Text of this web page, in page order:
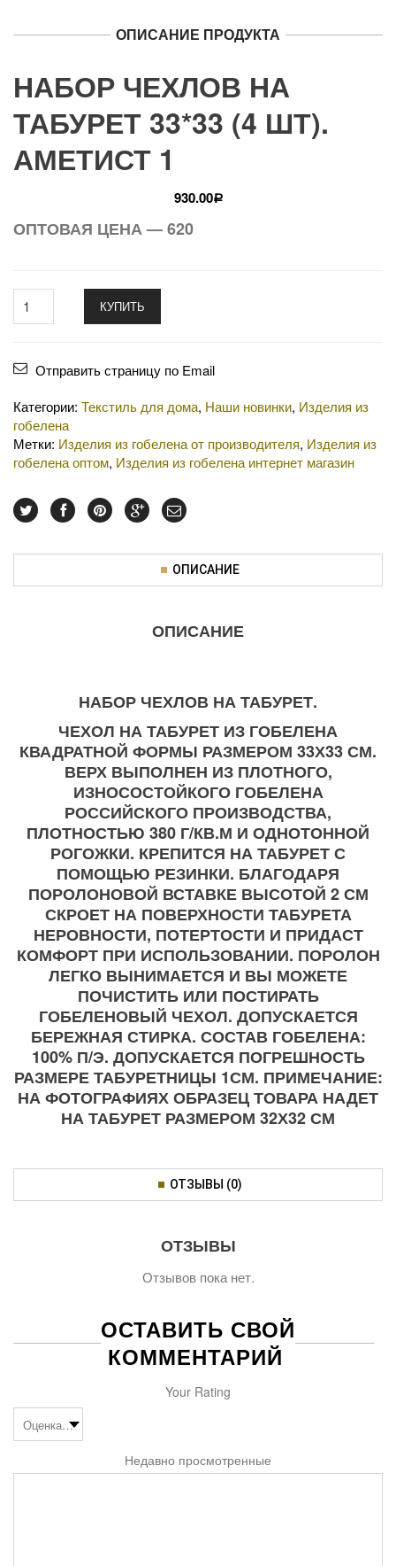
ОПИСАНИЕ ПРОДУКТА
НАБОР ЧЕХЛОВ НА
ТАБУРЕТ 33*33 (4 ШТ).
АМЕТИСТ 1
930.00Р
ОПТОВАЯ ЦЕНА — 620
КУПИТЬ
Отправить страницу по Email
Категории: Текстиль для дома, Наши новинки, Изделия из
гобелена
Метки: Изделия из гобелена от производителя, Изделия из
гобелена оптом, Изделия из гобелена интернет магазин
ОПИСАНИЕ
ОПИСАНИЕ
НАБОР ЧЕХЛОВ НА ТАБУРЕТ.
ЧЕХОЛ НА ТАБУРЕТ ИЗ ГОБЕЛЕНА
КВАДРАТНОЙ ФОРМЫ РАЗМЕРОМ 33Х33 СМ.
ВЕРХ ВЫПОЛНЕН ИЗ ПЛОТНОГО,
ИЗНОСОСТОЙКОГО ГОБЕЛЕНА
РОССИЙСКОГО ПРОИЗВОДСТВА,
ПЛОТНОСТЬЮ 380 Г/КВ.М И ОДНОТОННОЙ
РОГОЖКИ. КРЕПИТСЯ НА ТАБУРЕТ С
ПОМОЩЬЮ РЕЗИНКИ. БЛАГОДАРЯ
ПОРОЛОНОВОЙ ВСТАВКЕ ВЫСОТОЙ 2 СМ
СКРОЕТ НА ПОВЕРХНОСТИ ТАБУРЕТА
НЕРОВНОСТИ, ПОТЕРТОСТИ И ПРИДАСТ
КОМФОРТ ПРИ ИСПОЛЬЗОВАНИИ. ПОРОЛОН
ЛЕГКО ВЫНИМАЕТСЯ И ВЫ МОЖЕТЕ
ПОЧИСТИТЬ ИЛИ ПОСТИРАТЬ
ГОБЕЛЕНОВЫЙ ЧЕХОЛ. ДОПУСКАЕТСЯ
БЕРЕЖНАЯ СТИРКА. СОСТАВ ГОБЕЛЕНА:
100% П/Э. ДОПУСКАЕТСЯ ПОГРЕШНОСТЬ
РАЗМЕРЕ ТАБУРЕТНИЦЫ 1СМ. ПРИМЕЧАНИЕ:
НА ФОТОГРАФИЯХ ОБРАЗЕЦ ТОВАРА НАДЕТ
НА ТАБУРЕТ РАЗМЕРОМ 32Х32 СМ
ОТЗЫВЫ (0)
ОТЗЫВЫ
Отзывов пока нет.
ОСТАВИТЬ СВОЙ
КОММЕНТАРИЙ
Your Rating
Недавно просмотренные